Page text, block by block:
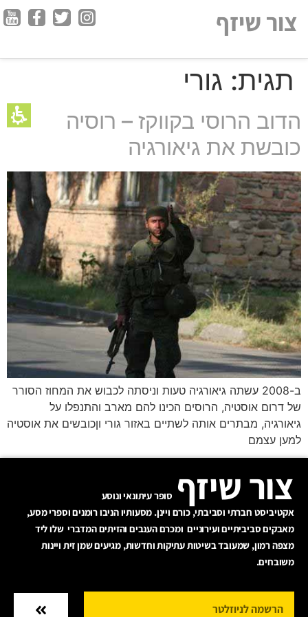
של
אינטרנט,
לחץ
אנטר
לעבור
לאזור
תוכן
מרכזי
צור שיזף
תגית: גורי
הדוב הרוסי בקווקז – רוסיה
כובשת את גיאורגיה
ב-2008 עשתה גיאורגיה טעות וניסתה לכבוש את המחוז הסורר
של דרום אוסטיה, הרוסים הכינו להם מארב והתנפלו על
גיאורגיה, מבתרים אותה לשתיים באזור גורי וןכובשים את אוסטיה
למען עצמם
צור שיזף סופר עיתונאי ונוסע
אקטיביסט חברתי וסביבתי, כורם ויינן. מסעותיו הניבו רומנים וספרי מסע,
מאבקים סביביתיים ועירוניים ומכרם הענבים והזיתים המדברי שלו ליד
מצפה רמון, שמעובד בשיטות עתיקות וחדשות, מגיעים שמן זית ויינות
משובחים.